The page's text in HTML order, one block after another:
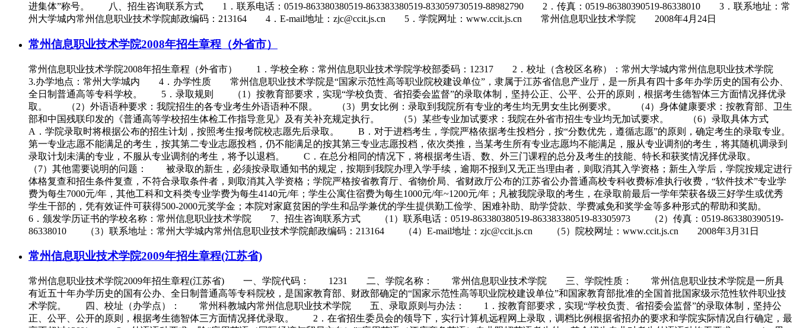
进集体”称号。 八、招生咨询联系方式 1．联系电话：0519-863380380519-863383380519-833059730519-88982790 2．传真：0519-86380390519-86338010 3．联系地址：常
州大学城内常州信息职业技术学院邮政编码：213164 4．E-mail地址：zjc@ccit.js.cn 5．学院网址：www.ccit.js.cn 常州信息职业技术学院 2008年4月24日
常州信息职业技术学院2008年招生章程（外省市）
常州信息职业技术学院2008年招生章程（外省市） 1．学校全称：常州信息职业技术学院学校部委码：12317 2．校址（含校区名称）：常州大学城内常州信息职业技术学院
3.办学地点：常州大学城内 4．办学性质 常州信息职业技术学院是“国家示范性高等职业院校建设单位”，隶属于江苏省信息产业厅，是一所具有四十多年办学历史的国有公办、
全日制普通高等专科学校。 5．录取规则 （1）按教育部要求，实现“学校负责、省招委会监督”的录取体制，坚持公正、公平、公开的原则，根据考生德智体三方面情况择优录
取。 （2）外语语种要求：我院招生的各专业考生外语语种不限。 （3）男女比例：录取到我院所有专业的考生均无男女生比例要求。 （4）身体健康要求：按教育部、卫生
部和中国残联印发的《普通高等学校招生体检工作指导意见》及有关补充规定执行。 （5）某些专业加试要求：我院在外省市招生专业均无加试要求。 （6）录取具体方式
A．学院录取时将根据公布的招生计划，按照考生报考院校志愿先后录取。 B．对于进档考生，学院严格依据考生投档分，按“分数优先，遵循志愿”的原则，确定考生的录取专业。
第一专业志愿不能满足的考生，按其第二专业志愿投档，仍不能满足的按其第三专业志愿投档，依次类推，当某考生所有专业志愿均不能满足，服从专业调剂的考生，将其随机调录到
录取计划未满的专业，不服从专业调剂的考生，将予以退档。 C．在总分相同的情况下，将根据考生语、数、外三门课程的总分及考生的技能、特长和获奖情况择优录取。
（7）其他需要说明的问题： 被录取的新生，必须按录取通知书的规定，按期到我院办理入学手续，逾期不报到又无正当理由者，则取消其入学资格；新生入学后，学院按规定进行
体格复查和招生条件复查，不符合录取条件者，则取消其入学资格；学院严格按省教育厅、省物价局、省财政厅公布的江苏省公办普通高校专科收费标准执行收费，“软件技术”专业学
费为每生7000元/年，其他工科和文科类专业学费为每生4140元/年；学生公寓住宿费为每生1000元/年~1200元/年；凡被我院录取的考生，在录取前最后一学年荣获各级三好学生或优秀
学生干部的，凭有效证件可获得500-2000元奖学金；本院对家庭贫困的学生和品学兼优的学生提供勤工俭学、困难补助、助学贷款、学费减免和奖学金等多种形式的帮助和奖励。
6．颁发学历证书的学校名称：常州信息职业技术学院 7、招生咨询联系方式 （1）联系电话：0519-863380380519-863383380519-83305973 （2）传真：0519-863380390519-
86338010 （3）联系地址：常州大学城内常州信息职业技术学院邮政编码：213164 （4）E-mail地址：zjc@ccit.js.cn （5）院校网址：www.ccit.js.cn 2008年3月31日
常州信息职业技术学院2009年招生章程(江苏省)
常州信息职业技术学院2009年招生章程(江苏省) 一、学院代码： 1231 二、学院名称： 常州信息职业技术学院 三、学院性质： 常州信息职业技术学院是一所具
有近五十年办学历史的国有公办、全日制普通高等专科院校，是国家教育部、财政部确定的“国家示范性高等职业院校建设单位”和国家教育部批准的全国首批国家级示范性软件职业技
术学院。 四、校址（办学点）： 常州科教城内常州信息职业技术学院 五、录取原则与办法： 1．按教育部要求，实现“学校负责、省招委会监督”的录取体制，坚持公
正、公平、公开的原则，根据考生德智体三方面情况择优录取。 2．在省招生委员会的领导下，实行计算机远程网上录取，调档比例根据省招办的要求和学院实际情况自行确定，最